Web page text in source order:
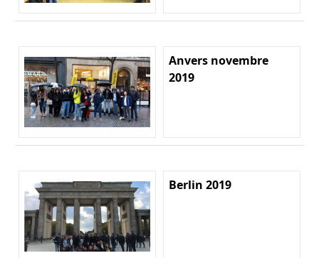
Anvers novembre
2019
Berlin 2019